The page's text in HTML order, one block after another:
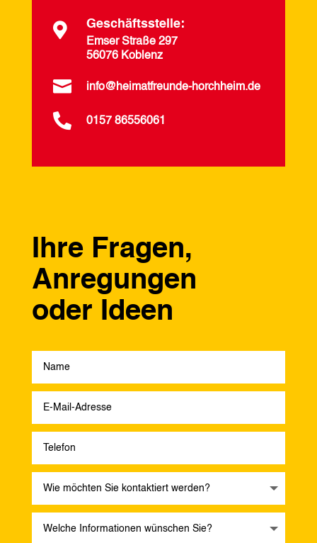
 Geschäftsstelle:
Emser Straße 297
56076 Koblenz
 info@heimatfreunde-horchheim.de
 0157 86556061
Ihre Fragen,
Anregungen
oder Ideen